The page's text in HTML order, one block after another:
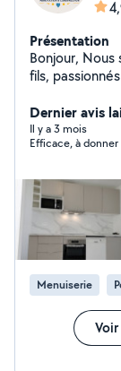
Présentation
Bonjour, Nous sommes une entreprise familiale père et
fils,
nombreux
n'avons pas
nos réalisations. Notre priorité est simple :
différents services : Rénovation
Plomberie Électricité Pose de sols Petits travaux de
maçonnerie Montage de meubles Petits bricolages et
réparations à domicile Nous
des travaux
du quotidien
aide à
Dernier avis
Il y a 3 mois
Menuiserie